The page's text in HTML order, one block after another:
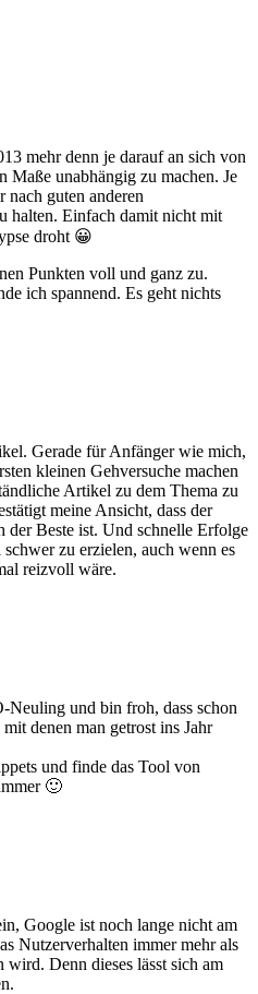
mehr denn je darauf an sich von
Maße unabhängig zu machen. Je
nach guten anderen
halten. Einfach damit nicht mit
droht 😀
Punkten voll und ganz zu.
ich spannend. Es geht nichts
Gerade für Anfänger wie mich,
kleinen Gehversuche machen
Artikel zu dem Thema zu
meine Ansicht, dass der
der Beste ist. Und schnelle Erfolge
zu erzielen, auch wenn es
reizvoll wäre.
und bin froh, dass schon
denen man getrost ins Jahr
und finde das Tool von
🙂
Google ist noch lange nicht am
Nutzerverhalten immer mehr als
Denn dieses lässt sich am